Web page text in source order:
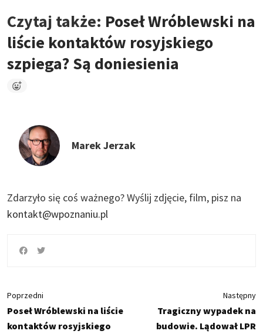
Czytaj także: Poseł Wróblewski na
liście kontaktów rosyjskiego
szpiega? Są doniesienia
Marek Jerzak
Zdarzyło się coś ważnego?Wyślij zdjęcie, film, pisz na
kontakt@wpoznaniu.pl
Poprzedni
Poseł Wróblewski na liście
kontaktów rosyjskiego
Następny
Tragiczny wypadek na
budowie. Lądował LPR